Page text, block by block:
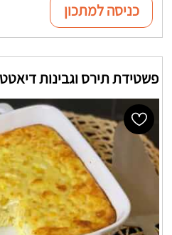
כניסה למתכון
פשטידת תירס וגבינות